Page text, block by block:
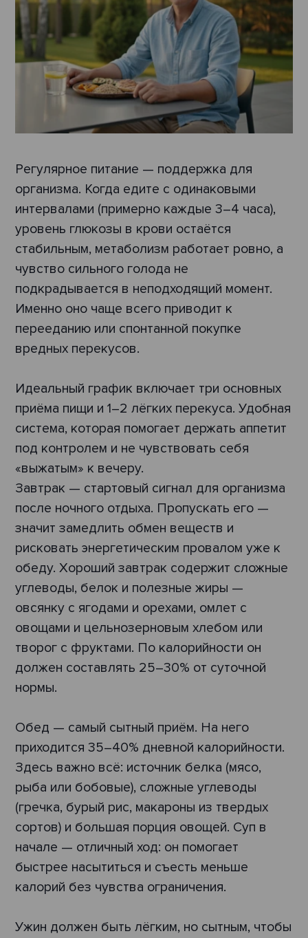
Регулярное питание — поддержка для
организма. Когда едите с одинаковыми
интервалами (примерно каждые 3–4 часа),
уровень глюкозы в крови остаётся
стабильным, метаболизм работает ровно, а
чувство сильного голода не
подкрадывается в неподходящий момент.
Именно оно чаще всего приводит к
перееданию или спонтанной покупке
вредных перекусов.
Идеальный график включает три основных
приёма пищи и 1–2 лёгких перекуса. Удобная
система, которая помогает держать аппетит
под контролем и не чувствовать себя
«выжатым» к вечеру.
Завтрак — стартовый сигнал для организма
после ночного отдыха. Пропускать его —
значит замедлить обмен веществ и
рисковать энергетическим провалом уже к
обеду. Хороший завтрак содержит сложные
углеводы, белок и полезные жиры —
овсянку с ягодами и орехами, омлет с
овощами и цельнозерновым хлебом или
творог с фруктами. По калорийности он
должен составлять 25–30% от суточной
нормы.
Обед — самый сытный приём. На него
приходится 35–40% дневной калорийности.
Здесь важно всё: источник белка (мясо,
рыба или бобовые), сложные углеводы
(гречка, бурый рис, макароны из твердых
сортов) и большая порция овощей. Суп в
начале — отличный ход: он помогает
быстрее насытиться и съесть меньше
калорий без чувства ограничения.
Ужин должен быть лёгким, но сытным, чтобы